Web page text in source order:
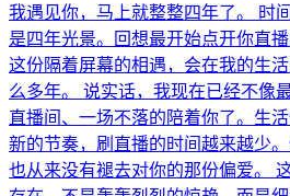
我遇见你，马上就整整四年了。 时
是四年光景。回想最开始点开你直
这份隔着屏幕的相遇，会在我的生
么多年。 说实话，我现在已经不像
直播间、一场不落的陪着你了。生
新的节奏，刷直播的时间越来越少
也从来没有褪去对你的那份偏爱。